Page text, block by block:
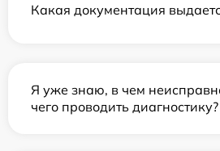
Какая документация
Я уже знаю, в чем
чего проводить диагностику?